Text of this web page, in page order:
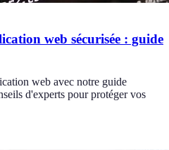
web sécurisée : guide
web avec notre guide
d'experts pour protéger vos